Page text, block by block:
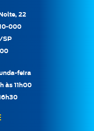
22
000
SP
feira
às 11h00